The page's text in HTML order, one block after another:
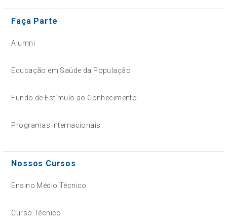
Faça Parte
Alumni
Educação em Saúde da População
Fundo de Estímulo ao Conhecimento
Programas Internacionais
Nossos Cursos
Ensino Médio Técnico
Curso Técnico